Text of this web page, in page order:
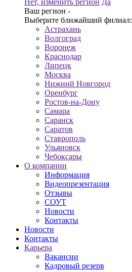
Нет, изменить регион Да
Ваш регион -
Выберите ближайший филиал:
Астрахань
Волгоград
Воронеж
Краснодар
Липецк
Москва
Нижний Новгород
Оренбург
Ростов-на-Дону
Самара
Саранск
Саратов
Ставрополь
Ульяновск
Чебоксары
О компании
Информация
Видеопрезентация
Отзывы
СОУТ
Новости
Контакты
Новости
Контакты
Карьера
Вакансии
Кадровый резерв